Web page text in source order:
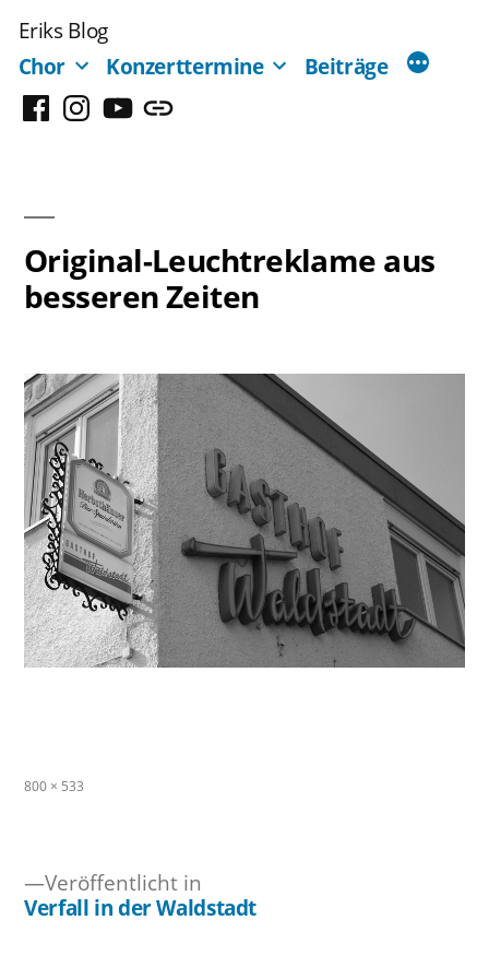
Inhalt
springen
Eriks Blog
Chor
Konzerttermine Beiträge
FacebookInstagram
YouTubeMastodon
Original-Leuchtreklame aus
besseren Zeiten
Originalgröße
800 × 533
Veröffentlicht in
Verfall in der Waldstadt